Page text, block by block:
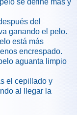
se define más y
del
ganando el pelo.
está más
encrespado.
aguanta limpio
el cepillado y
al llegar la